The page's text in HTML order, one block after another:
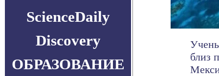
ScienceDaily
Discovery
ОБРАЗОВАНИЕ
близ